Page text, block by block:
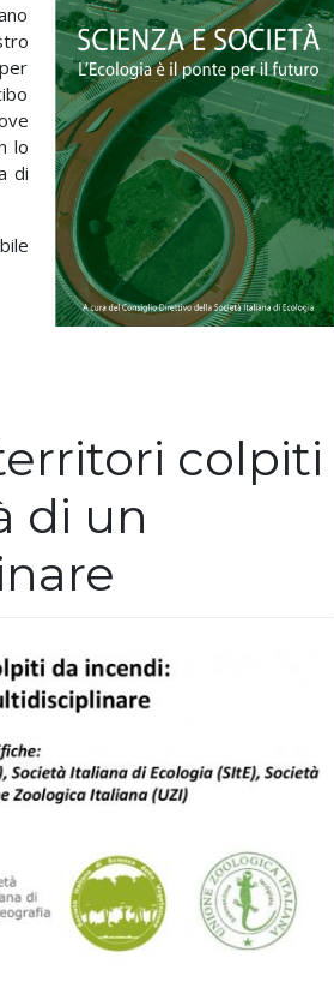
lo
di
colpiti
di un